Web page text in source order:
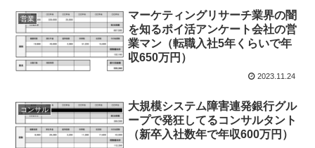
営業
マーケティングリサーチ業界の闇
を知るポイ活アンケート会社の営
業マン（転職入社5年くらいで年
収650万円）
2023.11.24
コンサル
大規模システム障害連発銀行グル
ープで発狂してるコンサルタント
（新卒入社数年で年収600万円）